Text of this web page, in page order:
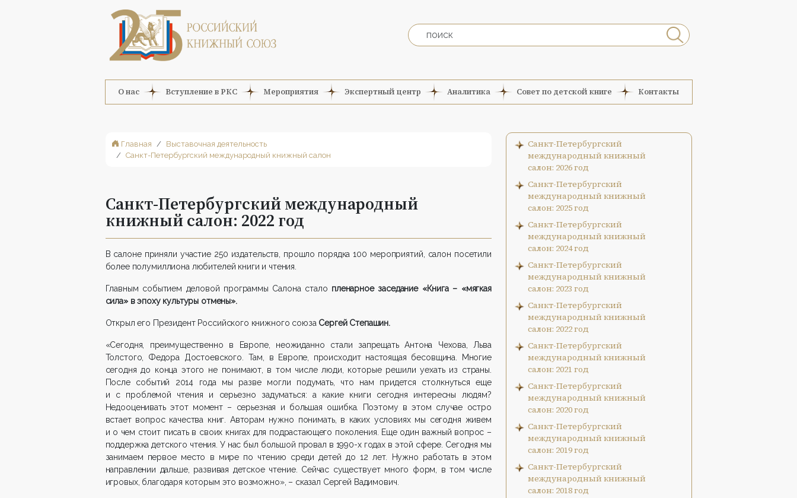
О нас Вступление в РКС Мероприятия Экспертный центр Аналитика Совет по детской книге Контакты
Главная
Выставочная деятельность
Санкт-Петербургский международный книжный салон
Санкт-Петербургский международный
книжный салон: 2022 год
В салоне приняли участие 250 издательств, прошло порядка 100 мероприятий, салон посетили
более полумиллиона любителей книги и чтения.
Главным событием деловой программы Салона стало пленарное заседание «Книга – «мягкая
сила» в эпоху культуры отмены».
Открыл его Президент Российского книжного союза Сергей Степашин.
«Сегодня, преимущественно в Европе, неожиданно стали запрещать Антона Чехова, Льва
Толстого, Федора Достоевского. Там, в Европе, происходит настоящая бесовщина. Многие
сегодня до конца этого не понимают, в том числе люди, которые решили уехать из страны.
После событий 2014 года мы разве могли подумать, что нам придется столкнуться еще
и с проблемой чтения и серьезно задуматься: а какие книги сегодня интересны людям?
Недооценивать этот момент – серьезная и большая ошибка. Поэтому в этом случае остро
встает вопрос качества книг. Авторам нужно понимать, в каких условиях мы сегодня живем
и о чем стоит писать в своих книгах для подрастающего поколения. Еще один важный вопрос –
поддержка детского чтения. У нас был большой провал в 1990-х годах в этой сфере. Сегодня мы
занимаем первое место в мире по чтению среди детей до 12 лет. Нужно работать в этом
направлении дальше, развивая детское чтение. Сейчас существует много форм, в том числе
игровых, благодаря которым это возможно», – сказал Сергей Вадимович.
Санкт-Петербургский
международный книжный
салон: 2026 год
Санкт-Петербургский
международный книжный
салон: 2025 год
Санкт-Петербургский
международный книжный
салон: 2024 год
Санкт-Петербургский
международный книжный
салон: 2023 год
Санкт-Петербургский
международный книжный
салон: 2022 год
Санкт-Петербургский
международный книжный
салон: 2021 год
Санкт-Петербургский
международный книжный
салон: 2020 год
Санкт-Петербургский
международный книжный
салон: 2019 год
Санкт-Петербургский
международный книжный
салон: 2018 год